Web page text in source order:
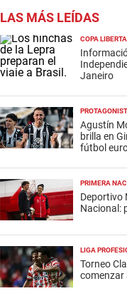
LAS MÁS LEÍDAS
COPA
Janeiro
Agustín
brilla en
fútbol
PRIMERA
Deportivo
Nacional:
LIGA
Torneo
comenzar